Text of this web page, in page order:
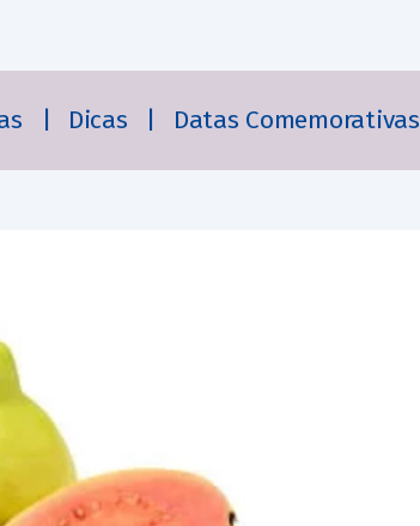
| Dicas | Datas Comemorativas